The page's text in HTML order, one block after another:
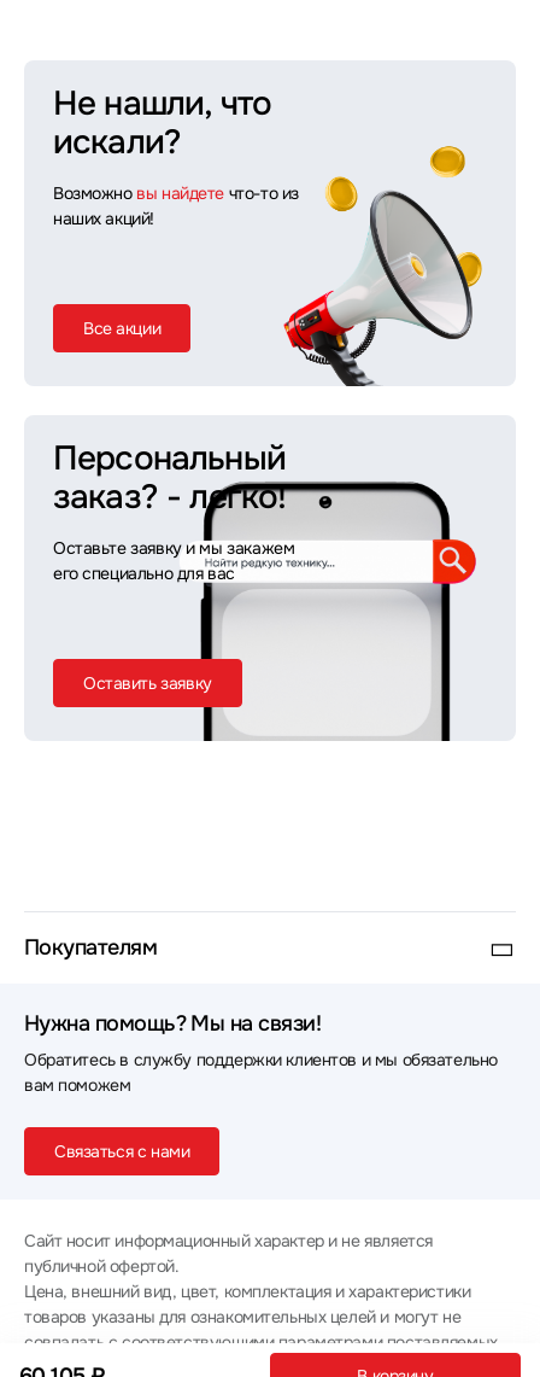
Не нашли, что
искали?
Возможно вы найдете что-то из
наших акций!
Все акции
Персональный
заказ? - легко!
Оставьте заявку и мы закажем
его специально для вас
Оставить заявку
Покупателям
Нужна помощь? Мы на связи!
Обратитесь в службу поддержки клиентов и мы обязательно
вам поможем
Связаться с нами
Сайт носит информационный характер и не является
публичной офертой.
Цена, внешний вид, цвет, комплектация и характеристики
товаров указаны для ознакомительных целей и могут не
совпадать с соответствующими параметрами поставляемых
товаров - уточняйте информацию у менеджера при